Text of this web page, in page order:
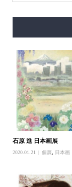
石原 進 日本画展
2020.01.21 個展 日本画